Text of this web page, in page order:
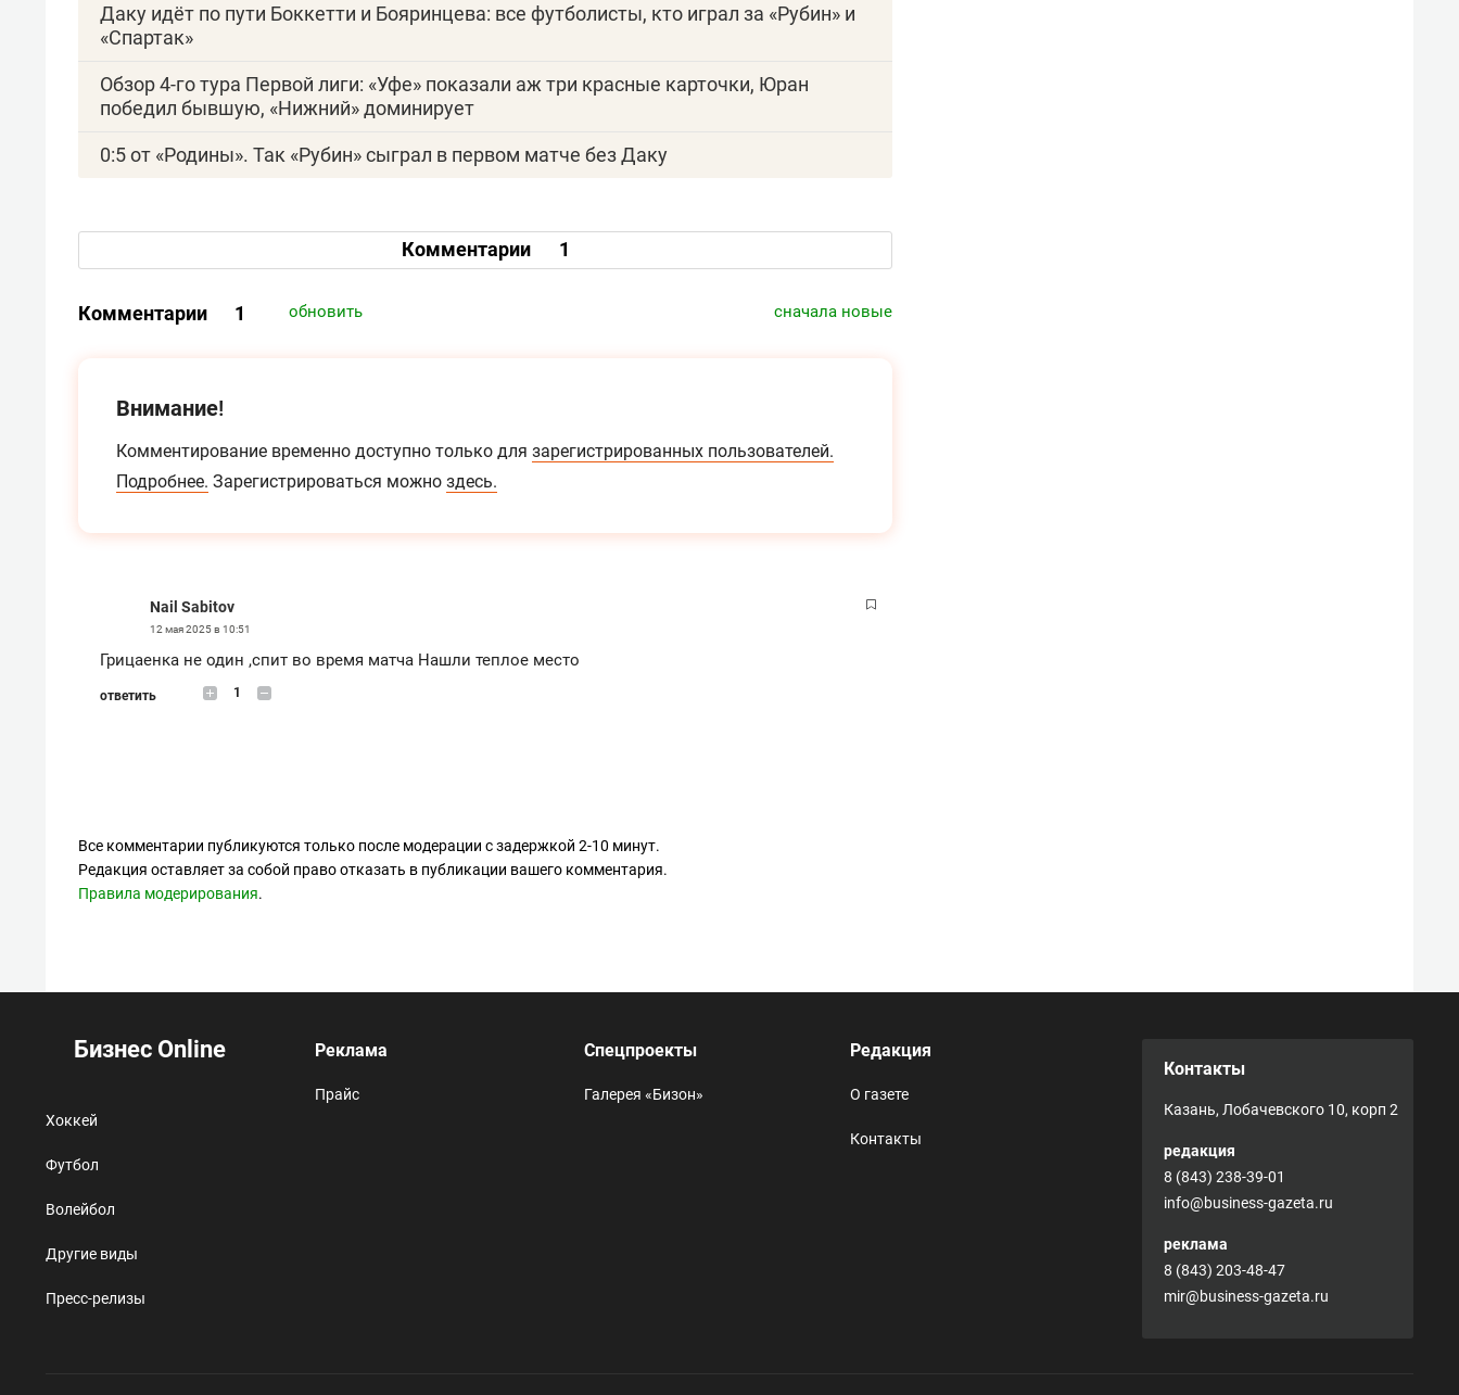
Даку идёт по пути Боккетти и Бояринцева: все футболисты, кто играл за «Рубин» и
«Спартак»
Обзор 4-го тура Первой лиги: «Уфе» показали аж три красные карточки, Юран
победил бывшую, «Нижний» доминирует
0:5 от «Родины». Так «Рубин» сыграл в первом матче без Даку
Комментарии 1
Комментарии 1 обновить сначала новые
Внимание!
Комментирование временно доступно только для зарегистрированных пользователей.
Подробнее. Зарегистрироваться можно здесь.
Nail Sabitov
12 мая 2025 в 10:51
Грицаенка не один ,спит во время матча Нашли теплое место
ответить 1
Все комментарии публикуются только после модерации с задержкой 2-10 минут.
Редакция оставляет за собой право отказать в публикации вашего комментария.
Правила модерирования.
Бизнес Online
Хоккей
Футбол
Волейбол
Другие виды
Пресс-релизы
Реклама
Прайс
Спецпроекты
Галерея «Бизон»
Редакция
О газете
Контакты
Контакты
Казань, Лобачевского 10, корп 2
редакция
8 (843) 238-39-01
info@business-gazeta.ru
реклама
8 (843) 203-48-47
mir@business-gazeta.ru